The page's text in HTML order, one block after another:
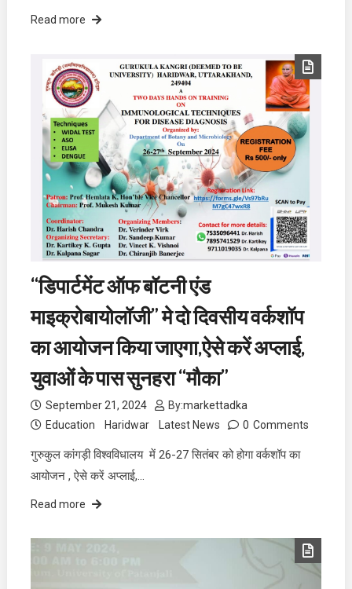
Read more
“डिपार्टमेंट ऑफ बॉटनी एंड
माइक्रोबायोलॉजी” मे दो दिवसीय वर्कशॉप
का आयोजन किया जाएगा,ऐसे करें अप्लाई,
युवाओं के पास सुनहरा “मौका”
September 21, 2024 By:markettadka
Education
Haridwar Latest News 0 Comments
गुरुकुल कांगड़ी विश्वविधालय में 26-27 सितंबर को होगा वर्कशॉप का
आयोजन , ऐसे करें अप्लाई,…
Read more